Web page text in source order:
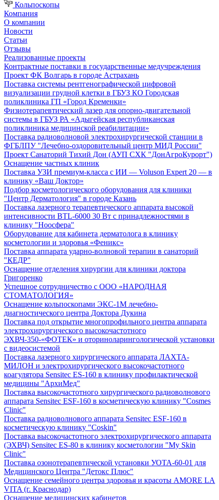
Кольпоскопы
Компания
О компании
Новости
Статьи
Отзывы
Реализованные проекты
Контрактные поставки в государственные медучреждения
Проект ФК Волгарь в городе Астрахань
Поставка системы рентгенографической цифровой
визуализации грудной клетки в ГБУЗ КО Городская
поликлиника ГП «Город Кременки»
Физиотерапевтический лазер для опорно-двигательной
системы в ГБУЗ РА «Адыгейская республиканская
поликлиника медицинской реабилитации»
Поставка радиоволновой электрохирургической станции в
ФГБЛПУ "Лечебно-оздоровительный центр МИД России"
Проект Санаторий Тихий Дон (АУП СХК "ДонАгроКурорт")
Оснащение частных клиник
Поставка УЗИ премиум-класса с ИИ — Voluson Expert 20 — в
клинику «Ваш Доктор»
Подбор косметологического оборудования для клиники
"Центр Дерматология" в городе Казань
Поставка лазерного терапевтического аппарата высокой
интенсивности BTL-6000 30 Вт с принадлежностями в
клинику "Ноосфера"
Оборудование для кабинета дерматолога в клинику
косметологии и здоровья «Феникс»
Поставка аппарата ударно-волновой терапии в санаторий
"КЕДР"
Оснащение отделения хирургии для клиники доктора
Григоренко
Успешное сотрудничество с ООО «НАРОДНАЯ
СТОМАТОЛОГИЯ»
Оснащение кольпоскопами ЭКС-1М лечебно-
диагностического центра Доктора Дукина
Поставка под открытие многопрофильного центра аппарата
электрохирургического высокочастотного
ЭХВЧ-350-«ФОТЕК» и оториноларингологической установки
с видеосистемой
Поставка лазерного хирургического аппарата ЛАХТА-
МИЛОН и электрохирургического высокочастотного
коагулятора Sensitec ES-160 в клинику профилактической
медицины "АрхиМед"
Поставка высокочастотного хирургического радиоволнового
аппарата Sensitec ESF-160 в косметическую клинику "Cosmes
Clinic"
Поставка радиоволнового аппарата Sensitec ESF-160 в
косметическую клинику "Coskin"
Поставка высокочастотного электрохирургического аппарата
(ЭХВЧ) Sensitec ES-80 в клинику косметологии "My Skin
Clinic"
Поставка озонотерапевтической установки УОТА-60-01 для
Медицинского Центра "Детокс Плюс"
Оснащение семейного центра здоровья и красоты AMORE LA
VITA (г. Краснодар)
Оснащение медицинских кабинетов